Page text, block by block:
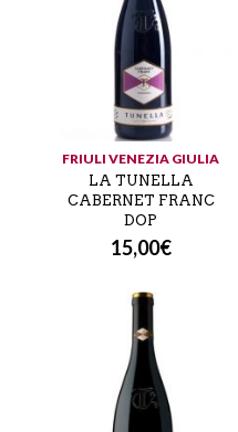
FRIULI VENEZIA GIULIA
LA TUNELLA
CABERNET FRANC
DOP
15,00€